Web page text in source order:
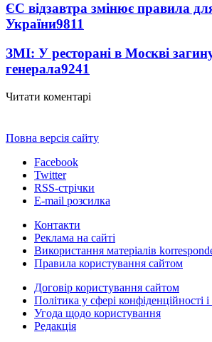
ЄС відзавтра змінює правила
України9811
ЗМІ: У ресторані в Москві
генерала9241
Читати коментарі
Повна версія сайту
Facebook
Twitter
RSS-стрічки
E-mail розсилка
Контакти
Реклама на сайті
Використання матеріалів
Правила користування сайтом
Договір користування сайтом
Політика у сфері конфіденційності
Угода щодо користування
Редакція